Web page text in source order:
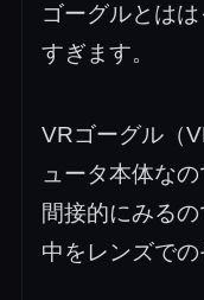
ゴーグルとは
すぎます。
VRゴーグル（
ュータ本体な
間接的にみる
中をレンズでの